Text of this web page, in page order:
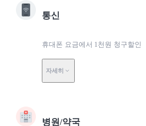
통신
휴대폰 요금에서 1천원 청구할인
자세히
병원/약국